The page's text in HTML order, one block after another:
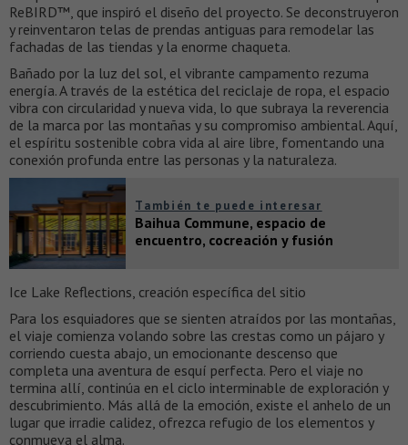
ReBIRD™, que inspiró el diseño del proyecto. Se deconstruyeron
y reinventaron telas de prendas antiguas para remodelar las
fachadas de las tiendas y la enorme chaqueta.
Bañado por la luz del sol, el vibrante campamento rezuma
energía. A través de la estética del reciclaje de ropa, el espacio
vibra con circularidad y nueva vida, lo que subraya la reverencia
de la marca por las montañas y su compromiso ambiental. Aquí,
el espíritu sostenible cobra vida al aire libre, fomentando una
conexión profunda entre las personas y la naturaleza.
También te puede interesar
Baihua Commune, espacio de
encuentro, cocreación y fusión
Ice Lake Reflections, creación específica del sitio
Para los esquiadores que se sienten atraídos por las montañas,
el viaje comienza volando sobre las crestas como un pájaro y
corriendo cuesta abajo, un emocionante descenso que
completa una aventura de esquí perfecta. Pero el viaje no
termina allí, continúa en el ciclo interminable de exploración y
descubrimiento. Más allá de la emoción, existe el anhelo de un
lugar que irradie calidez, ofrezca refugio de los elementos y
conmueva el alma.